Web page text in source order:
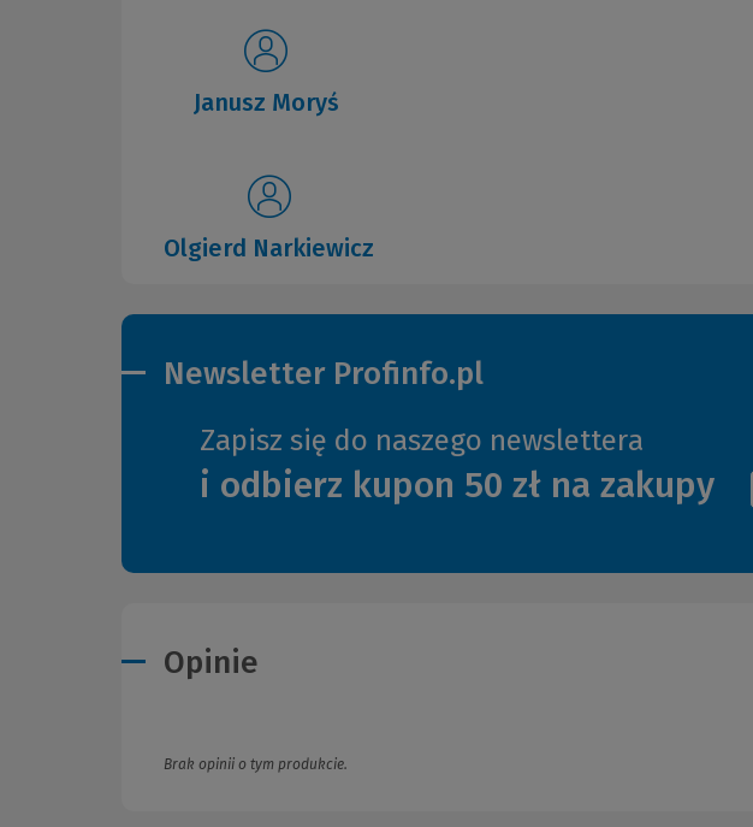
Janusz Moryś
Olgierd Narkiewicz
Newsletter Profinfo.pl
Zapisz się do naszego newslettera
i odbierz kupon 50 zł na zakupy
Opinie
Brak opinii o tym produkcie.